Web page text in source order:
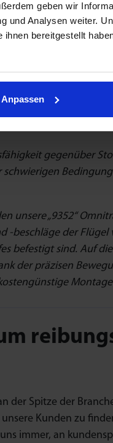
geben wir
und Analysen weiter.
bereitgestellt
Anpassen
– Die
dank unseres
ohne dass die
Bewegung, die
Kraftaufwand zu
gegenüber
unsere „9352“
-beschläge der
befestigt sind. Auf
der präzisen
der Spitze der
Kunden zu
immer, an